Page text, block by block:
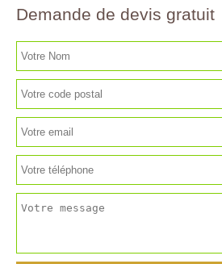
Demande de devis gratuit